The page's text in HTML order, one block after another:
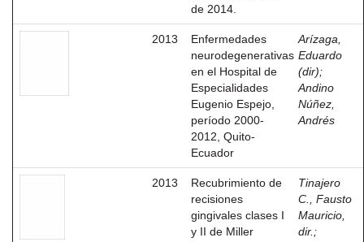
de 2014.
2013
Enfermedades
neurodegenerativas
en el Hospital de
Especialidades
Eugenio Espejo,
período 2000-
2012, Quito-
Ecuador
Arízaga,
Eduardo
(dir);
Andino
Núñez,
Andrés
2013
Recubrimiento de
recisiones
gingivales clases I
y II de Miller
Tinajero
C., Fausto
Mauricio,
dir. ;